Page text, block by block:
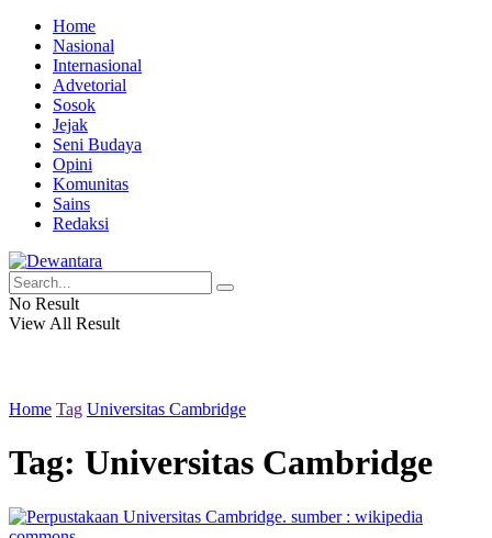
Home
Nasional
Internasional
Advetorial
Sosok
Jejak
Seni Budaya
Opini
Komunitas
Sains
Redaksi
No Result
View All Result
Home Tag Universitas Cambridge
Tag: Universitas Cambridge